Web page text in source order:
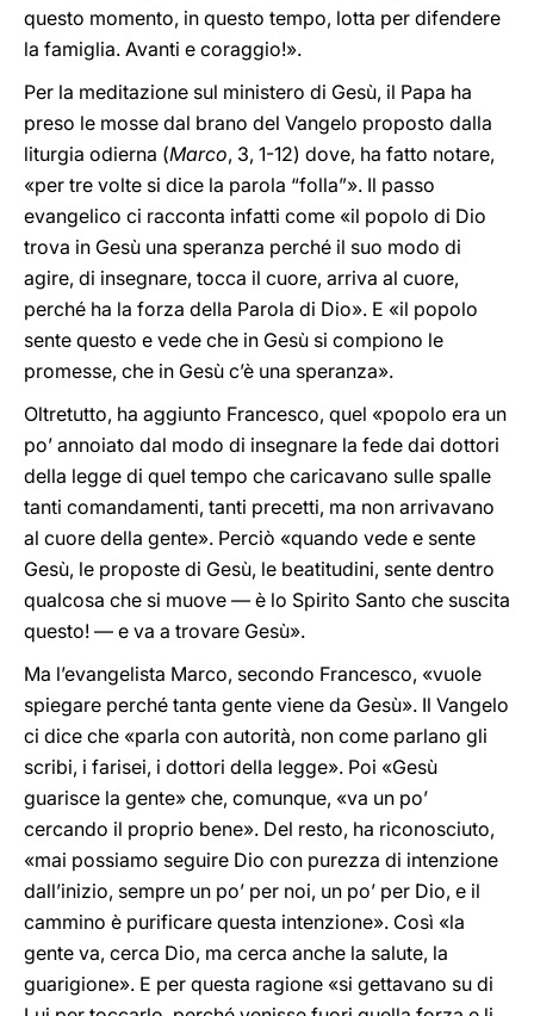
questo momento, in questo tempo, lotta per difendere
la famiglia. Avanti e coraggio!».
Per la meditazione sul ministero di Gesù, il Papa ha
preso le mosse dal brano del Vangelo proposto dalla
liturgia odierna (Marco, 3, 1-12) dove, ha fatto notare,
«per tre volte si dice la parola “folla”». Il passo
evangelico ci racconta infatti come «il popolo di Dio
trova in Gesù una speranza perché il suo modo di
agire, di insegnare, tocca il cuore, arriva al cuore,
perché ha la forza della Parola di Dio». E «il popolo
sente questo e vede che in Gesù si compiono le
promesse, che in Gesù c’è una speranza».
Oltretutto, ha aggiunto Francesco, quel «popolo era un
po’ annoiato dal modo di insegnare la fede dai dottori
della legge di quel tempo che caricavano sulle spalle
tanti comandamenti, tanti precetti, ma non arrivavano
al cuore della gente». Perciò «quando vede e sente
Gesù, le proposte di Gesù, le beatitudini, sente dentro
qualcosa che si muove — è lo Spirito Santo che suscita
questo! — e va a trovare Gesù».
Ma l’evangelista Marco, secondo Francesco, «vuole
spiegare perché tanta gente viene da Gesù». Il Vangelo
ci dice che «parla con autorità, non come parlano gli
scribi, i farisei, i dottori della legge». Poi «Gesù
guarisce la gente» che, comunque, «va un po’
cercando il proprio bene». Del resto, ha riconosciuto,
«mai possiamo seguire Dio con purezza di intenzione
dall’inizio, sempre un po’ per noi, un po’ per Dio, e il
cammino è purificare questa intenzione». Così «la
gente va, cerca Dio, ma cerca anche la salute, la
guarigione». E per questa ragione «si gettavano su di